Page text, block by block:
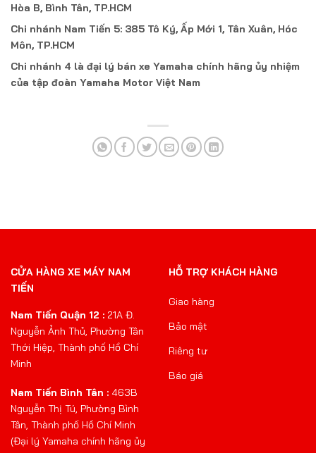
Hòa B, Bình Tân, TP.HCM
Chi nhánh Nam Tiến 5: 385 Tô Ký, Ấp Mới 1, Tân Xuân, Hóc
Môn, TP.HCM
Chi nhánh 4 là đại lý bán xe Yamaha chính hãng ủy nhiệm
của tập đoàn Yamaha Motor Việt Nam
CỬA HÀNG XE MÁY NAM
TIẾN
Nam Tiến Quận 12 : 21A Đ.
Nguyễn Ảnh Thủ, Phường Tân
Thới Hiệp, Thành phố Hồ Chí
Minh
Nam Tiến Bình Tân : 463B
Nguyễn Thị Tú, Phường Bình
Tân, Thành phố Hồ Chí Minh
(Đại lý Yamaha chính hãng ủy
HỖ TRỢ KHÁCH HÀNG
Giao hàng
Bảo mật
Riêng tư
Báo giá